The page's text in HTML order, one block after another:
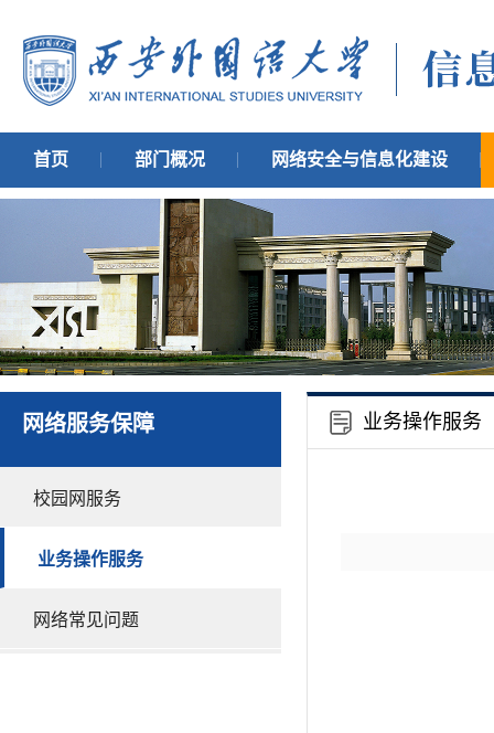
首页 部门概况 网络安全与信息化建设
网络服务保障
校园网服务
业务操作服务
网络常见问题
业务操作服务